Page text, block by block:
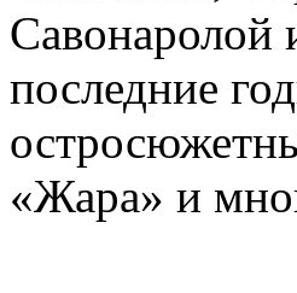
последние
«Жара» и